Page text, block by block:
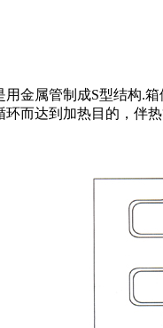
金属管制成S型结构.
而达到加热目的，伴